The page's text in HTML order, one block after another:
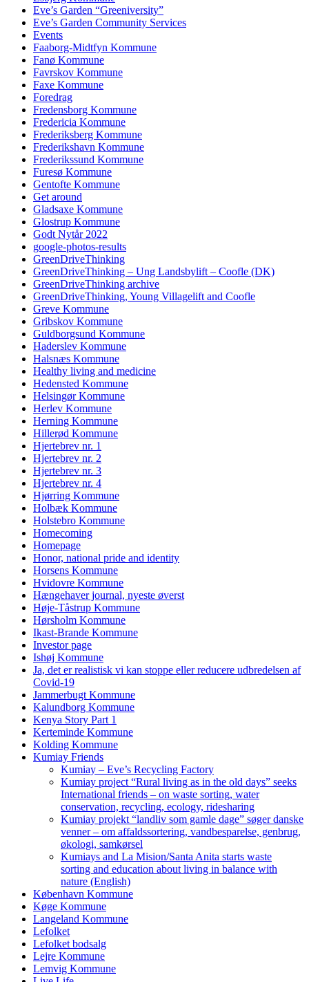
Eve’s Garden “Greeniversity”
Eve’s Garden Community Services
Events
Faaborg-Midtfyn Kommune
Fanø Kommune
Favrskov Kommune
Faxe Kommune
Foredrag
Fredensborg Kommune
Fredericia Kommune
Frederiksberg Kommune
Frederikshavn Kommune
Frederikssund Kommune
Furesø Kommune
Gentofte Kommune
Get around
Gladsaxe Kommune
Glostrup Kommune
Godt Nytår 2022
google-photos-results
GreenDriveThinking
GreenDriveThinking – Ung Landsbylift – Coofle (DK)
GreenDriveThinking archive
GreenDriveThinking, Young Villagelift and Coofle
Greve Kommune
Gribskov Kommune
Guldborgsund Kommune
Haderslev Kommune
Halsnæs Kommune
Healthy living and medicine
Hedensted Kommune
Helsingør Kommune
Herlev Kommune
Herning Kommune
Hillerød Kommune
Hjertebrev nr. 1
Hjertebrev nr. 2
Hjertebrev nr. 3
Hjertebrev nr. 4
Hjørring Kommune
Holbæk Kommune
Holstebro Kommune
Homecoming
Homepage
Honor, national pride and identity
Horsens Kommune
Hvidovre Kommune
Hængehaver journal, nyeste øverst
Høje-Tåstrup Kommune
Hørsholm Kommune
Ikast-Brande Kommune
Investor page
Ishøj Kommune
Ja, det er realistisk vi kan stoppe eller reducere udbredelsen af
Covid-19
Jammerbugt Kommune
Kalundborg Kommune
Kenya Story Part 1
Kerteminde Kommune
Kolding Kommune
Kumiay Friends
Kumiay – Eve’s Recycling Factory
Kumiay project “Rural living as in the old days” seeks
International friends – on waste sorting, water
conservation, recycling, ecology, ridesharing
Kumiay projekt “landliv som gamle dage” søger danske
venner – om affaldssortering, vandbesparelse, genbrug,
økologi, samkørsel
Kumiays and La Mision/Santa Anita starts waste
sorting and education about living in balance with
nature (English)
København Kommune
Køge Kommune
Langeland Kommune
Lefolket
Lefolket bodsalg
Lejre Kommune
Lemvig Kommune